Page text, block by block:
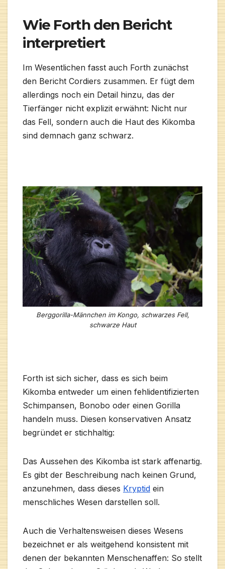
Wie Forth den Bericht
interpretiert
Im Wesentlichen fasst auch Forth zunächst
den Bericht Cordiers zusammen. Er fügt dem
allerdings noch ein Detail hinzu, das der
Tierfänger nicht explizit erwähnt: Nicht nur
das Fell, sondern auch die Haut des Kikomba
sind demnach ganz schwarz.
Berggorilla-Männchen im Kongo, schwarzes Fell,
schwarze Haut
Forth ist sich sicher, dass es sich beim
Kikomba entweder um einen fehlidentifizierten
Schimpansen, Bonobo oder einen Gorilla
handeln muss. Diesen konservativen Ansatz
begründet er stichhaltig:
Das Aussehen des Kikomba ist stark affenartig.
Es gibt der Beschreibung nach keinen Grund,
anzunehmen, dass dieses Kryptid ein
menschliches Wesen darstellen soll.
Auch die Verhaltensweisen dieses Wesens
bezeichnet er als weitgehend konsistent mit
denen der bekannten Menschenaffen: So stellt